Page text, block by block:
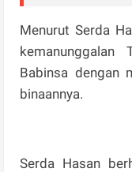
Menurut Serda
kemanunggalan
Babinsa dengan
binaannya.
Serda Hasan